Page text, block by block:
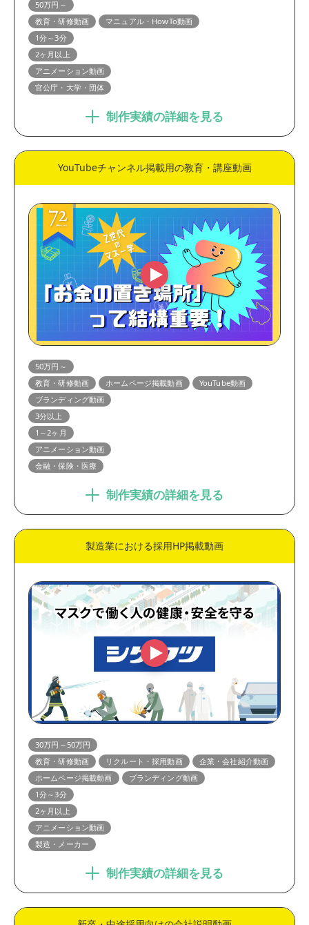
50万円～
教育・研修動画
マニュアル・HowTo動画
1分～3分
2ヶ月以上
アニメーション動画
官公庁・大学・団体
制作実績の詳細を見る
YouTubeチャンネル掲載用の教育・講座動画
50万円～
教育・研修動画
ホームページ掲載動画
YouTube動画
ブランディング動画
3分以上
1～2ヶ月
アニメーション動画
金融・保険・医療
制作実績の詳細を見る
製造業における採用HP掲載動画
30万円～50万円
教育・研修動画
リクルート・採用動画
企業・会社紹介動画
ホームページ掲載動画
ブランディング動画
1分～3分
2ヶ月以上
アニメーション動画
製造・メーカー
制作実績の詳細を見る